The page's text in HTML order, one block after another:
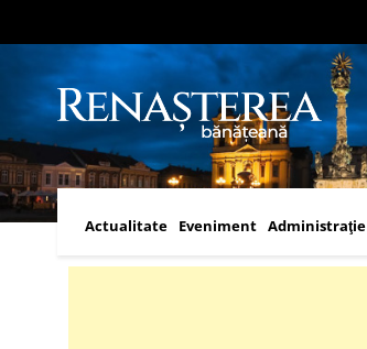
Actualitate Eveniment Administraţie